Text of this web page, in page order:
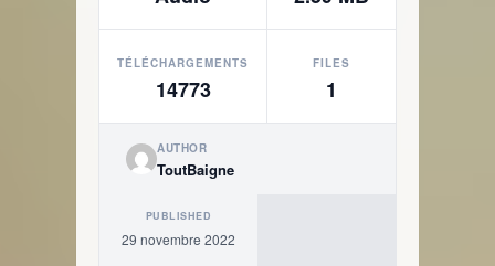
TÉLÉCHARGEMENTS
14773
FILES
1
AUTHOR
ToutBaigne
PUBLISHED
29 novembre 2022